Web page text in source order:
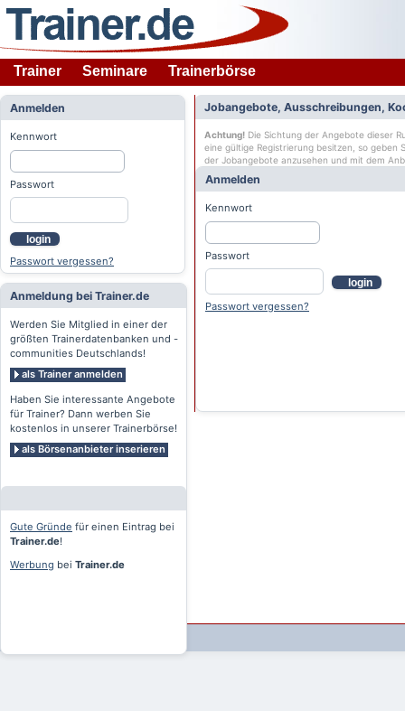
Trainer Seminare Trainerbörse
Anmelden
Kennwort
Passwort
login
Passwort vergessen?
Anmeldung bei Trainer.de
Werden Sie Mitglied in einer der
größten Trainerdatenbanken und -
communities Deutschlands!
als Trainer anmelden
Haben Sie interessante Angebote
für Trainer? Dann werben Sie
kostenlos in unserer Trainerbörse!
als Börsenanbieter inserieren
Gute Gründe für einen Eintrag bei
Trainer.de!
Werbung bei Trainer.de
Jobangebote, Ausschreibungen,
Achtung! Die Sichtung der Angebote dieser
eine gültige Registrierung besitzen, so geben
der Jobangebote anzusehen und mit dem
Anmelden
Kennwort
Passwort
login
Passwort vergessen?